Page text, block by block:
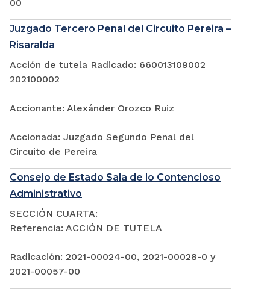
00
Juzgado Tercero Penal del Circuito Pereira –
Risaralda
Acción de tutela Radicado: 660013109002
202100002
Accionante: Alexánder Orozco Ruiz
Accionada: Juzgado Segundo Penal del
Circuito de Pereira
Consejo de Estado Sala de lo Contencioso
Administrativo
SECCIÓN CUARTA:
Referencia: ACCIÓN DE TUTELA
Radicación: 2021-00024-00, 2021-00028-0 y
2021-00057-00